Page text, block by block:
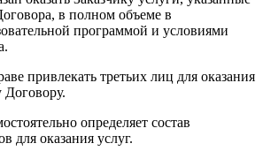
в полном объеме в
программой и условиями
привлекать третьих лиц для оказания
Договору.
определяет состав
для оказания услуг.